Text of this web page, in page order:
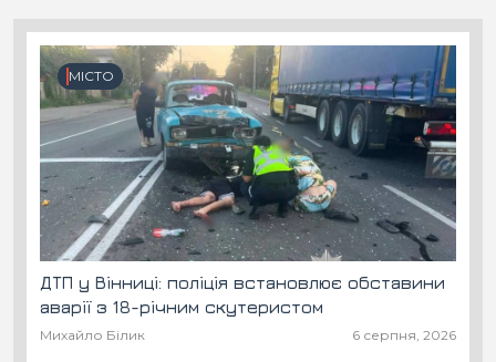
МІСТО
ДТП у Вінниці: поліція встановлює обставини
аварії з 18-річним скутеристом
Михайло Білик 6 серпня, 2026